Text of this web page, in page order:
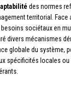
des normes
territorial. Face
sociétaux en
divers mécanismes
globale du système,
spécificités locales